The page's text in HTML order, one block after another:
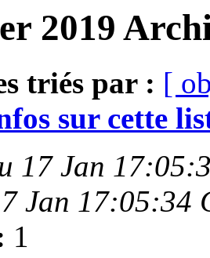
2019
triés par : [
sur cette
17 Jan
Jan 17:05:34
1